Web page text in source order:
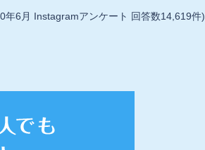
6月 Instagramアンケート 回答数14,619件)